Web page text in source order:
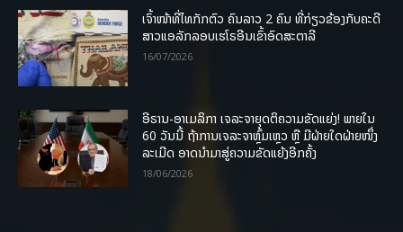
ເຈົ້າໜ້າທີ່ໄທກັກຕົວ ຄົນລາວ 2 ຄົນ ທີ່ກ່ຽວຂ້ອງກັບຄະດີ
ສາວແອລັກລອບເຮໂຣອີນເຂົ້າອົດສະຕາລີ
16/07/2026
ອີຣານ-ອາເມລິກາ ເຈລະຈາຍຸດຕິຄວາມຂັດແຍ່ງ! ພາຍໃນ
60 ວັນນີ້ ຖ້າການເຈລະຈາຫຼົ້ມເຫຼວ ຫຼື ມີຝ່າຍໃດຝ່າຍໜຶ່ງ
ລະເມີດ ອາດນໍາມາສູ່ຄວາມຂັດແຍ້ງອີກຄັ້ງ
18/06/2026